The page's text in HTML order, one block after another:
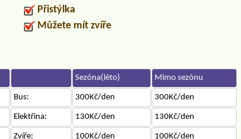
Přistýlka
Můžete mít zvíře
Sezóna(léto) Mimo sezónu
Bus: 300Kč/den 300Kč/den
Elektřina: 130Kč/den 130Kč/den
Zvíře: 100Kč/den 100Kč/den